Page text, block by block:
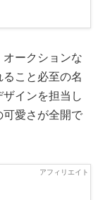
ークションな
こと必至の名
インを担当し
愛さが全開で